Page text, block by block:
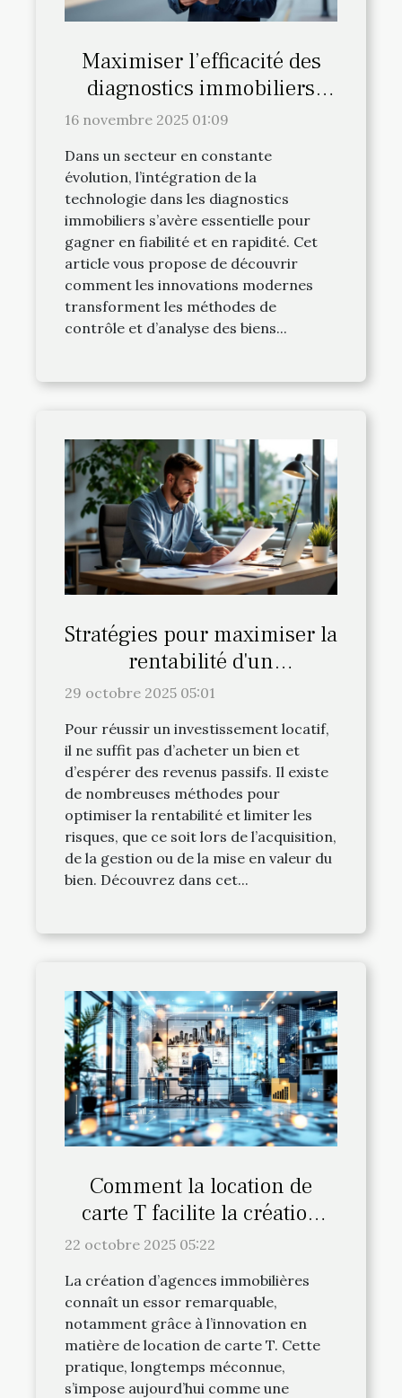
Maximiser l’efficacité des
diagnostics immobiliers
avec la technologie moderne
16 novembre 2025 01:09
Dans un secteur en constante
évolution, l’intégration de la
technologie dans les diagnostics
immobiliers s’avère essentielle pour
gagner en fiabilité et en rapidité. Cet
article vous propose de découvrir
comment les innovations modernes
transforment les méthodes de
contrôle et d’analyse des biens...
Stratégies pour maximiser la
rentabilité d'un
investissement locatif
29 octobre 2025 05:01
Pour réussir un investissement locatif,
il ne suffit pas d’acheter un bien et
d’espérer des revenus passifs. Il existe
de nombreuses méthodes pour
optimiser la rentabilité et limiter les
risques, que ce soit lors de l’acquisition,
de la gestion ou de la mise en valeur du
bien. Découvrez dans cet...
Comment la location de
carte T facilite la création
d'agences immobilières ?
22 octobre 2025 05:22
La création d’agences immobilières
connaît un essor remarquable,
notamment grâce à l’innovation en
matière de location de carte T. Cette
pratique, longtemps méconnue,
s’impose aujourd’hui comme une